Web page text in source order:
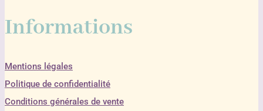
Informations
Mentions légales
Politique de confidentialité
Conditions générales de vente